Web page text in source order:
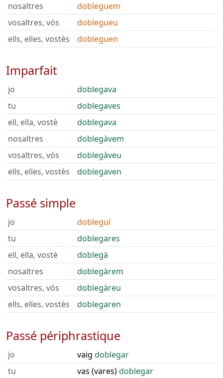
nosaltres
dobleguem
vosaltres, vós
doblegueu
ells, elles, vostès
dobleguen
Imparfait
jo
doblegava
tu
doblegaves
ell, ella, vostè
doblegava
nosaltres
doblegàvem
vosaltres, vós
doblegàveu
ells, elles, vostès
doblegaven
Passé simple
jo
dobleguí
tu
doblegares
ell, ella, vostè
doblegà
nosaltres
doblegàrem
vosaltres, vós
doblegàreu
ells, elles, vostès
doblegaren
Passé périphrastique
jo vaig doblegar
tu
vas (vares)doblegar